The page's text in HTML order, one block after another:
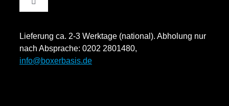
Impressum
Toggle
Navigation
Zahlungsweisen
Lieferung ca. 2-3 Werktage (national). Abholung nur
nach Absprache: 0202 2801480,
info@boxerbasis.de